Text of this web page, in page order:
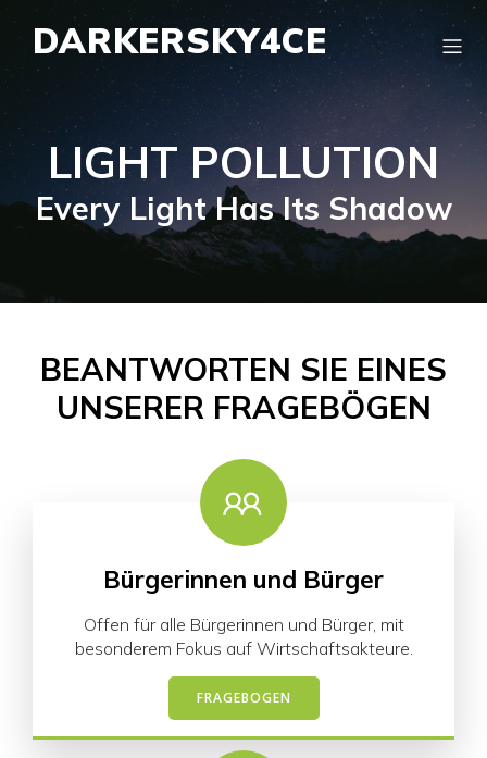
DARKERSKY4CE
LIGHT POLLUTION
Every Light Has Its Shadow
BEANTWORTEN SIE EINES
UNSERER FRAGEBÖGEN
Bürgerinnen und Bürger
Offen für alle Bürgerinnen und Bürger, mit
besonderem Fokus auf Wirtschaftsakteure.
FRAGEBOGEN